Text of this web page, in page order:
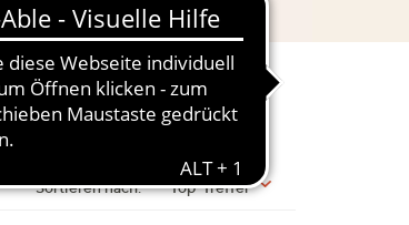
Sortieren nach: Top-Treffer